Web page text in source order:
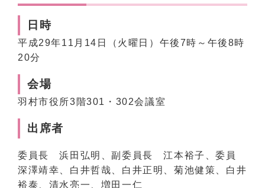
日時
平成29年11月14日（火曜日）午後7時～午後8時
20分
会場
羽村市役所3階301・302会議室
出席者
委員長 浜田弘明、副委員長 江本裕子、委員
深澤靖幸、白井哲哉、白井正明、菊池健策、白井
裕泰、清水亮一、増田一仁